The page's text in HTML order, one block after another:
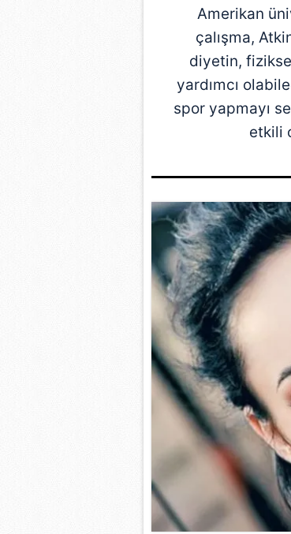
Amerikan
çalışma,
diyetin,
yardımcı
spor yapmayı
etkili